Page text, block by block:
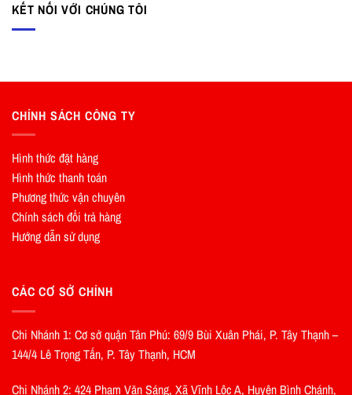
KẾT NỐI VỚI CHÚNG TÔI
CHÍNH SÁCH CÔNG TY
Hình thức đặt hàng
Hình thức thanh toán
Phương thức vận chuyên
Chính sách đổi trả hàng
Hướng dẫn sử dụng
CÁC CƠ SỞ CHÍNH
Chi Nhánh 1: Cơ sở quận Tân Phú: 69/9 Bùi Xuân Phái, P. Tây Thạnh –
144/4 Lê Trọng Tấn, P. Tây Thạnh, HCM
Chi Nhánh 2: 424 Phạm Văn Sáng, Xã Vĩnh Lộc A, Huyện Bình Chánh,